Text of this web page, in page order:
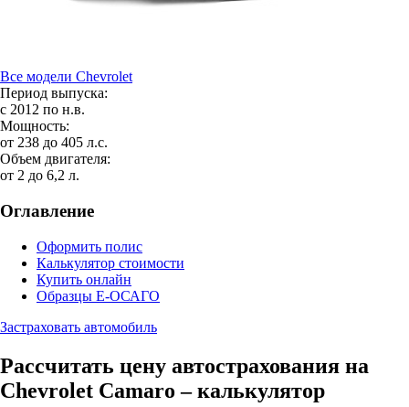
Все модели Chevrolet
Период выпуска:
с 2012 по н.в.
Мощность:
от 238 до 405 л.с.
Объем двигателя:
от 2 до 6,2 л.
Оглавление
Оформить полис
Калькулятор стоимости
Купить онлайн
Образцы Е-ОСАГО
Застраховать автомобиль
Рассчитать цену автострахования на
Chevrolet Camaro – калькулятор